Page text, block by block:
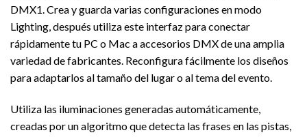
DMX1. Crea y guarda varias configuraciones en modo
Lighting, después utiliza este interfaz para conectar
rápidamente tu PC o Mac a accesorios DMX de una amplia
variedad de fabricantes. Reconfigura fácilmente los diseños
para adaptarlos al tamaño del lugar o al tema del evento.
Utiliza las iluminaciones generadas automáticamente,
creadas por un algoritmo que detecta las frases en las pistas,